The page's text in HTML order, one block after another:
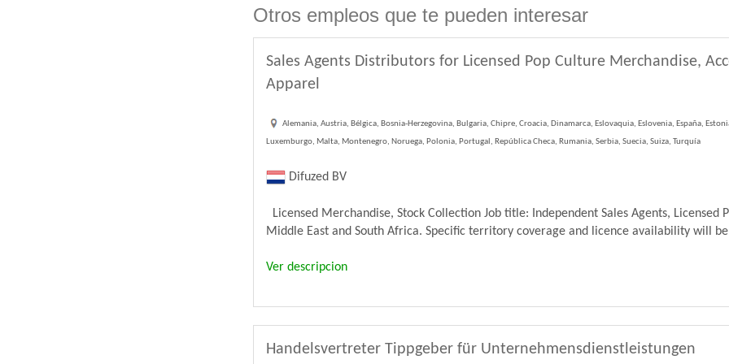
Otros empleos que te pueden interesar
Sales Agents Distributors for Licensed Pop Culture Merchandise,
Apparel
Alemania, Austria, Bélgica, Bosnia-Herzegovina, Bulgaria, Chipre, Croacia, Dinamarca, Eslovaquia, Eslovenia, España,
Luxemburgo, Malta, Montenegro, Noruega, Polonia, Portugal, República Checa, Rumania, Serbia, Suecia, Suiza, Turquía
Difuzed BV
Licensed Merchandise, Stock Collection Job title: Independent Sales Agents,
Middle East and South Africa. Specific territory coverage and licence availability will be
Ver descripcion
Handelsvertreter Tippgeber für Unternehmensdienstleistungen